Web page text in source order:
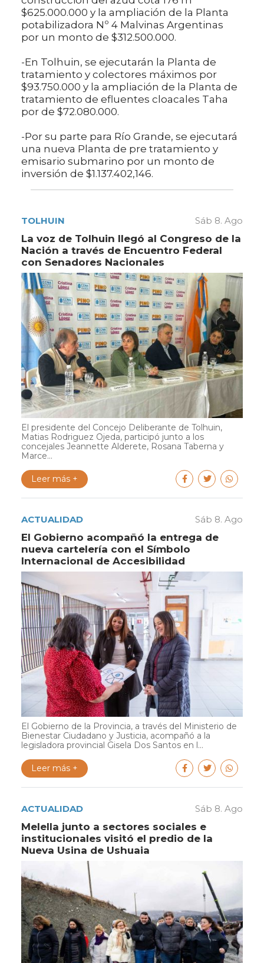
$625.000.000 y la ampliación de la Planta
potabilizadora Nº 4 Malvinas Argentinas
por un monto de $312.500.000.
-En Tolhuin, se ejecutarán la Planta de
tratamiento y colectores máximos por
$93.750.000 y la ampliación de la Planta de
tratamiento de efluentes cloacales Taha
por de $72.080.000.
-Por su parte para Río Grande, se ejecutará
una nueva Planta de pre tratamiento y
emisario submarino por un monto de
inversión de $1.137.402,146.
TOLHUIN Sáb 8. Ago
La voz de Tolhuin llegó al Congreso de la
Nación a través de Encuentro Federal
con Senadores Nacionales
El presidente del Concejo Deliberante de Tolhuin,
Matias Rodriguez Ojeda, participó junto a los
concejales Jeannette Alderete, Rosana Taberna y
Marce...
Leer más +
ACTUALIDAD Sáb 8. Ago
El Gobierno acompañó la entrega de
nueva cartelería con el Símbolo
Internacional de Accesibilidad
El Gobierno de la Provincia, a través del Ministerio de
Bienestar Ciudadano y Justicia, acompañó a la
legisladora provincial Gisela Dos Santos en l...
Leer más +
ACTUALIDAD Sáb 8. Ago
Melella junto a sectores sociales e
institucionales visitó el predio de la
Nueva Usina de Ushuaia